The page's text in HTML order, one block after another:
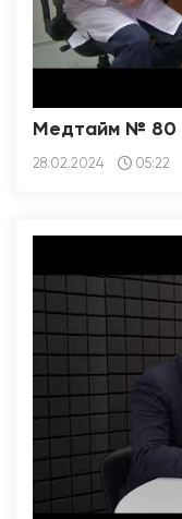
Медтайм № 80
28.02.2024 05:22